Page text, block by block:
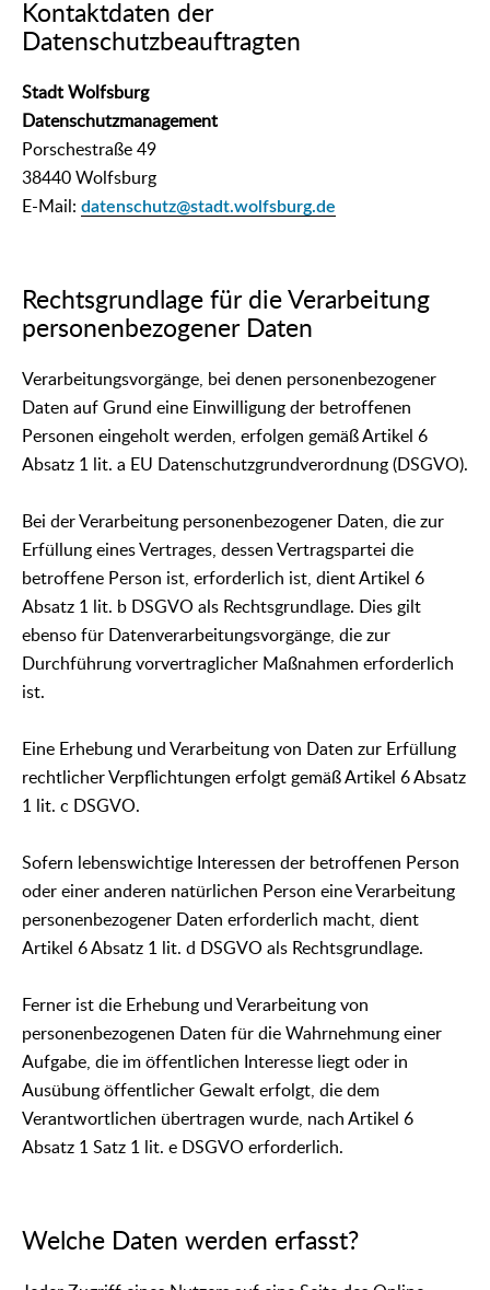
Kontaktdaten der
Datenschutzbeauftragten
Stadt Wolfsburg
Datenschutzmanagement
Porschestraße 49
38440 Wolfsburg
E-Mail: datenschutz@stadt.wolfsburg.de
Rechtsgrundlage für die Verarbeitung
personenbezogener Daten
Verarbeitungsvorgänge, bei denen personenbezogener
Daten auf Grund eine Einwilligung der betroffenen
Personen eingeholt werden, erfolgen gemäß Artikel 6
Absatz 1 lit. a EU Datenschutzgrundverordnung (DSGVO).
Bei der Verarbeitung personenbezogener Daten, die zur
Erfüllung eines Vertrages, dessen Vertragspartei die
betroffene Person ist, erforderlich ist, dient Artikel 6
Absatz 1 lit. b DSGVO als Rechtsgrundlage. Dies gilt
ebenso für Datenverarbeitungsvorgänge, die zur
Durchführung vorvertraglicher Maßnahmen erforderlich
ist.
Eine Erhebung und Verarbeitung von Daten zur Erfüllung
rechtlicher Verpflichtungen erfolgt gemäß Artikel 6 Absatz
1 lit. c DSGVO.
Sofern lebenswichtige Interessen der betroffenen Person
oder einer anderen natürlichen Person eine Verarbeitung
personenbezogener Daten erforderlich macht, dient
Artikel 6 Absatz 1 lit. d DSGVO als Rechtsgrundlage.
Ferner ist die Erhebung und Verarbeitung von
personenbezogenen Daten für die Wahrnehmung einer
Aufgabe, die im öffentlichen Interesse liegt oder in
Ausübung öffentlicher Gewalt erfolgt, die dem
Verantwortlichen übertragen wurde, nach Artikel 6
Absatz 1 Satz 1 lit. e DSGVO erforderlich.
Welche Daten werden erfasst?